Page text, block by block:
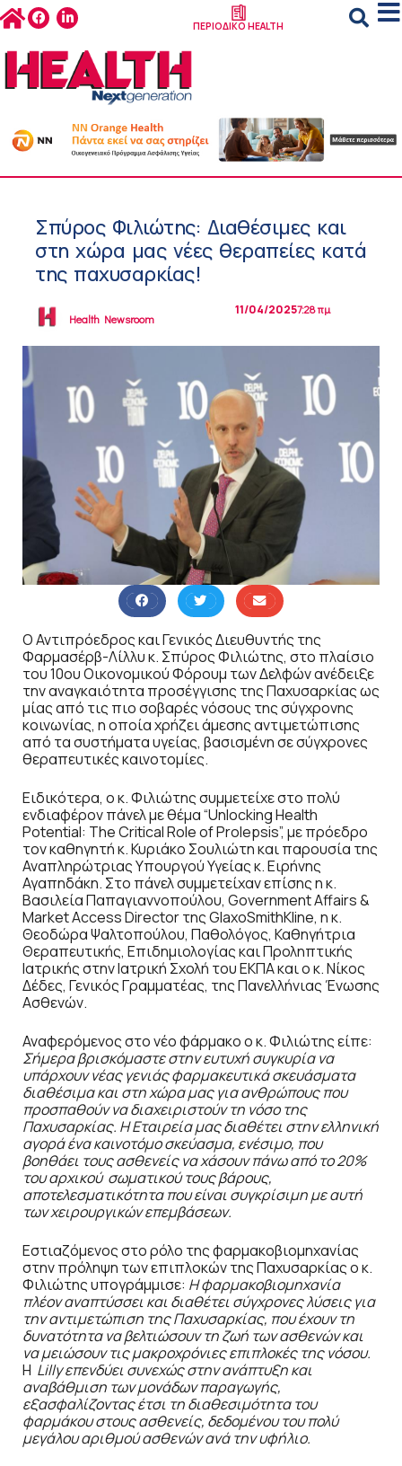
ΠΕΡΙΟΔΙΚΟ HEALTH
Σπύρος Φιλιώτης: Διαθέσιμες και
στη χώρα μας νέες θεραπείες κατά
της παχυσαρκίας!
Health Newsroom
11/04/20257:28 πμ
Ο Αντιπρόεδρος και Γενικός Διευθυντής της
Φαρμασέρβ-Λίλλυ κ. Σπύρος Φιλιώτης, στο πλαίσιο
του 10ου Οικονομικού Φόρουμ των Δελφών ανέδειξε
την αναγκαιότητα προσέγγισης της Παχυσαρκίας ως
μίας από τις πιο σοβαρές νόσους της σύγχρονης
κοινωνίας, η οποία χρήζει άμεσης αντιμετώπισης
από τα συστήματα υγείας, βασισμένη σε σύγχρονες
θεραπευτικές καινοτομίες.
Ειδικότερα, ο κ. Φιλιώτης συμμετείχε στο πολύ
ενδιαφέρον πάνελ με θέμα “Unlocking Health
Potential: The Critical Role of Prolepsis”, με πρόεδρο
τον καθηγητή κ. Κυριάκο Σουλιώτη και παρουσία της
Αναπληρώτριας Υπουργού Υγείας κ. Ειρήνης
Αγαπηδάκη. Στο πάνελ συμμετείχαν επίσης η κ.
Βασιλεία Παπαγιαννοπούλου, Government Affairs &
Market Access Director της GlaxoSmithKline, η κ.
Θεοδώρα Ψαλτοπούλου, Παθολόγος, Καθηγήτρια
Θεραπευτικής, Επιδημιολογίας και Προληπτικής
Ιατρικής στην Ιατρική Σχολή του ΕΚΠΑ και ο κ. Νίκος
Δέδες, Γενικός Γραμματέας, της Πανελλήνιας Ένωσης
Ασθενών.
Αναφερόμενος στο νέο φάρμακο ο κ. Φιλιώτης είπε:
Σήμερα βρισκόμαστε στην ευτυχή συγκυρία να
υπάρχουν νέας γενιάς φαρμακευτικά σκευάσματα
διαθέσιμα και στη χώρα μας για ανθρώπους που
προσπαθούν να διαχειριστούν τη νόσο της
Παχυσαρκίας. Η Εταιρεία μας διαθέτει στην ελληνική
αγορά ένα καινοτόμο σκεύασμα, ενέσιμο, που
βοηθάει τους ασθενείς να χάσουν πάνω από το 20%
του αρχικού σωματικού τους βάρους,
αποτελεσματικότητα που είναι συγκρίσιμη με αυτή
των χειρουργικών επεμβάσεων.
Εστιαζόμενος στο ρόλο της φαρμακοβιομηχανίας
στην πρόληψη των επιπλοκών της Παχυσαρκίας ο κ.
Φιλιώτης υπογράμμισε: Η φαρμακοβιομηχανία
πλέον αναπτύσσει και διαθέτει σύγχρονες λύσεις για
την αντιμετώπιση της Παχυσαρκίας, που έχουν τη
δυνατότητα να βελτιώσουν τη ζωή των ασθενών και
να μειώσουν τις μακροχρόνιες επιπλοκές της νόσου.
Η Lillyεπενδύει συνεχώς στην ανάπτυξη και
αναβάθμιση των μονάδων παραγωγής,
εξασφαλίζοντας έτσι τη διαθεσιμότητα του
φαρμάκου στους ασθενείς, δεδομένου του πολύ
μεγάλου αριθμού ασθενών ανά την υφήλιο.